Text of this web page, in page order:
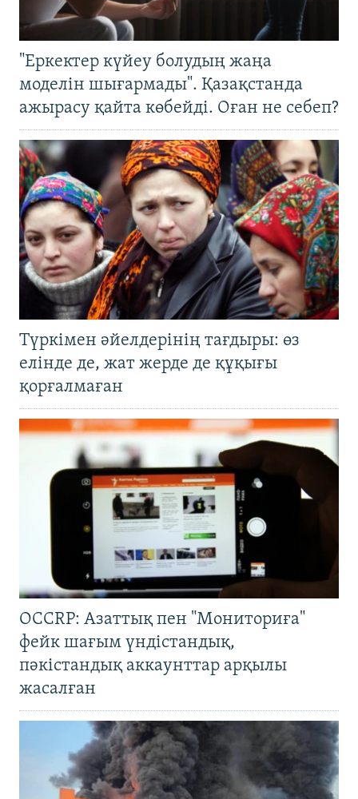
"Еркектер күйеу болудың жаңа
моделін шығармады". Қазақстанда
ажырасу қайта көбейді. Оған не себеп?
Түркімен әйелдерінің тағдыры: өз
елінде де, жат жерде де құқығы
қорғалмаған
OCCRP: Азаттық пен "Мониториға"
фейк шағым үндістандық,
пәкістандық аккаунттар арқылы
жасалған